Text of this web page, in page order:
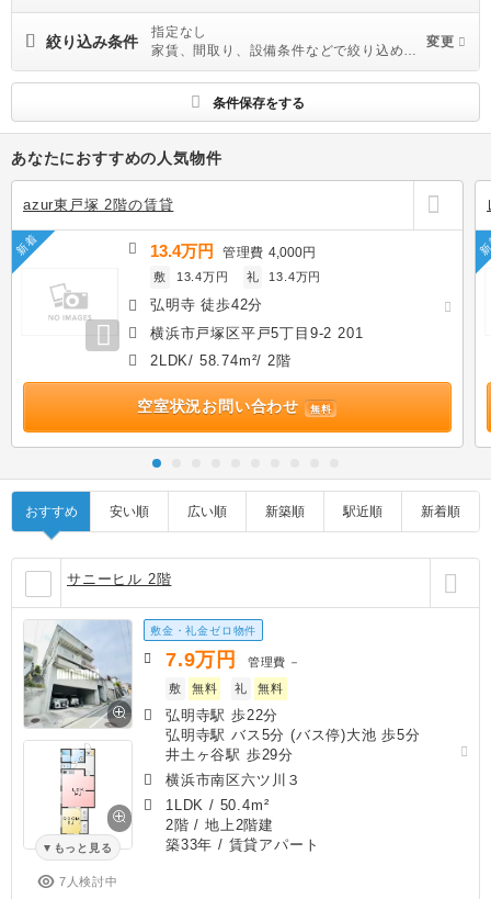
絞り込み条件
指定なし
家賃、間取り、設備条件などで絞り込めま
す
変更
条件保存をする
あなたにおすすめの人気物件
azur東戸塚 2階の賃貸
新着 13.4万円 管理費4,000円
敷 13.4万円 礼 13.4万円
弘明寺 徒歩42分
横浜市戸塚区平戸5丁目9-2 201
2LDK/ 58.74m²/ 2階
空室状況お問い合わせ 無料
おすすめ 安い順 広い順 新築順 駅近順 新着順
サニーヒル 2階
もっと見る
7人検討中
敷金・礼金ゼロ物件
7.9万円 管理費 －
敷
無料 礼 無料
弘明寺駅 歩22分
弘明寺駅 バス5分 (バス停)大池 歩5分
井土ヶ谷駅 歩29分
横浜市南区六ツ川３
1LDK / 50.4m²
2階 / 地上2階建
築33年 / 賃貸アパート